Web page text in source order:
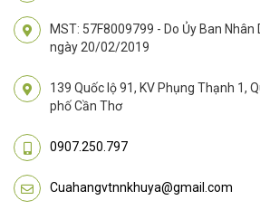
MST: 57F8009799 - Do Ủy Ban
ngày 20/02/2019
139 Quốc lộ 91, KV Phụng Thạnh 1,
phố Cần Thơ
0907.250.797
Cuahangvtnnkhuya@gmail.com